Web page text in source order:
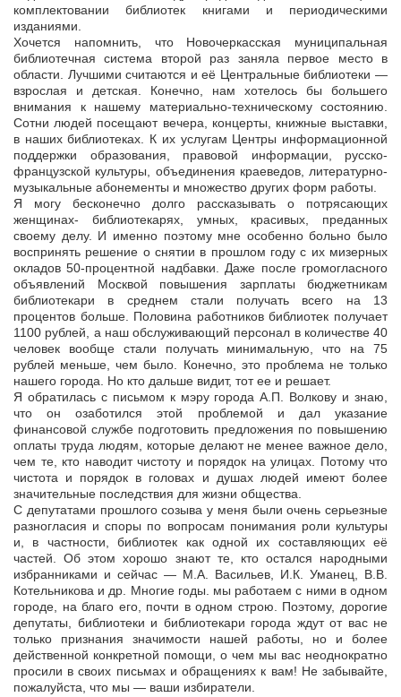
комплектовании библиотек книгами и периодическими
изданиями.
Хочется напомнить, что Новочеркасская муниципальная
библиотечная система второй раз заняла первое место в
области. Лучшими считаются и её Центральные библиотеки —
взрослая и детская. Конечно, нам хотелось бы большего
внимания к нашему материально-техническому состоянию.
Сотни людей посещают вечера, концерты, книжные выставки,
в наших библиотеках. К их услугам Центры информационной
поддержки образования, правовой информации, русско-
французской культуры, объединения краеведов, литературно-
музыкальные абонементы и множество других форм работы.
Я могу бесконечно долго рассказывать о потрясающих
женщинах- библиотекарях, умных, красивых, преданных
своему делу. И именно поэтому мне особенно больно было
воспринять решение о снятии в прошлом году с их мизерных
окладов 50-процентной надбавки. Даже после громогласного
объявлений Москвой повышения зарплаты бюджетникам
библиотекари в среднем стали получать всего на 13
процентов больше. Половина работников библиотек получает
1100 рублей, а наш обслуживающий персонал в количестве 40
человек вообще стали получать минимальную, что на 75
рублей меньше, чем было. Конечно, это проблема не только
нашего города. Но кто дальше видит, тот ее и решает.
Я обратилась с письмом к мэру города А.П. Волкову и знаю,
что он озаботился этой проблемой и дал указание
финансовой службе подготовить предложения по повышению
оплаты труда людям, которые делают не менее важное дело,
чем те, кто наводит чистоту и порядок на улицах. Потому что
чистота и порядок в головах и душах людей имеют более
значительные последствия для жизни общества.
С депутатами прошлого созыва у меня были очень серьезные
разногласия и споры по вопросам понимания роли культуры
и, в частности, библиотек как одной их составляющих её
частей. Об этом хорошо знают те, кто остался народными
избранниками и сейчас — М.А. Васильев, И.К. Уманец, В.В.
Котельникова и др. Многие годы. мы работаем с ними в одном
городе, на благо его, почти в одном строю. Поэтому, дорогие
депутаты, библиотеки и библиотекари города ждут от вас не
только признания значимости нашей работы, но и более
действенной конкретной помощи, о чем мы вас неоднократно
просили в своих письмах и обращениях к вам! Не забывайте,
пожалуйста, что мы — ваши избиратели.